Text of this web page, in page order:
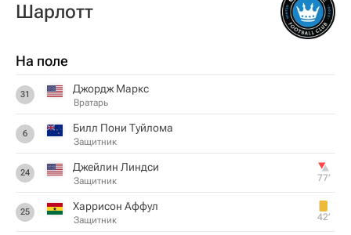
Шарлотт
На поле
31 Джордж Маркс
Вратарь
6 Билл Пони Туйлома
Защитник
24 Джейлин Линдси
Защитник 77‎’‎
25 Харрисон Аффул
Защитник 42‎’‎